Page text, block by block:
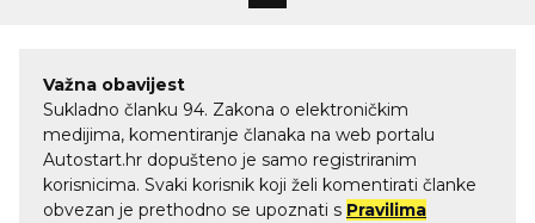
Važna obavijest
Sukladno članku 94. Zakona o elektroničkim
medijima, komentiranje članaka na web portalu
Autostart.hr dopušteno je samo registriranim
korisnicima. Svaki korisnik koji želi komentirati članke
obvezan je prethodno se upoznati s Pravilima